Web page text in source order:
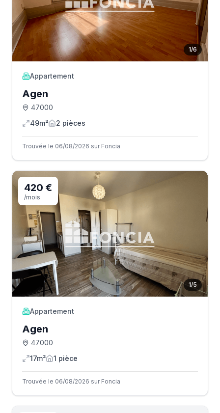
1/6
Appartement
Agen
47000
49m²
2 pièces
Trouvée le 06/08/2026 sur Foncia
1/5
420 €
/mois
Appartement
Agen
47000
17m²
1 pièce
Trouvée le 06/08/2026 sur Foncia